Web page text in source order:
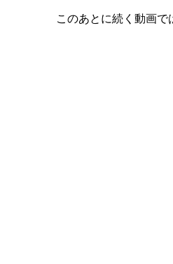
このあとに続く動画